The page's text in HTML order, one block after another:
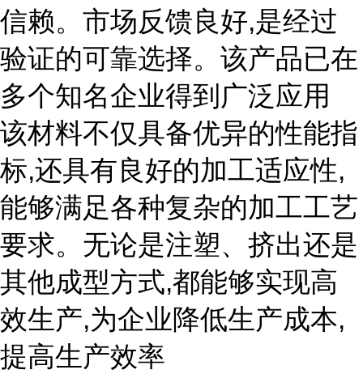
信赖。市场反馈良好,是经过
验证的可靠选择。该产品已在
多个知名企业得到广泛应用
该材料不仅具备优异的性能指
标,还具有良好的加工适应性,
能够满足各种复杂的加工工艺
要求。无论是注塑、挤出还是
其他成型方式,都能够实现高
效生产,为企业降低生产成本,
提高生产效率